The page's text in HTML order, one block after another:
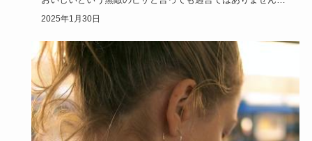
焼き方次第で心…
2025年1月30日